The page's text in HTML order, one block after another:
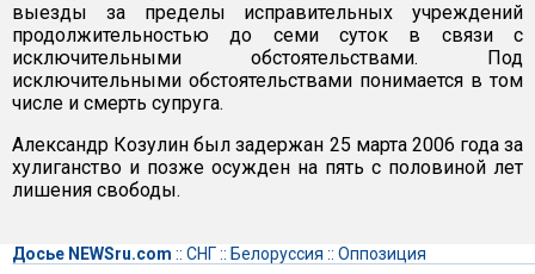
выезды за пределы исправительных учреждений
продолжительностью до семи суток в связи с
исключительными обстоятельствами. Под
исключительными обстоятельствами понимается в том
числе и смерть супруга.
Александр Козулин был задержан 25 марта 2006 года за
хулиганство и позже осужден на пять с половиной лет
лишения свободы.
Досье NEWSru.com :: СНГ:: Белоруссия :: Оппозиция